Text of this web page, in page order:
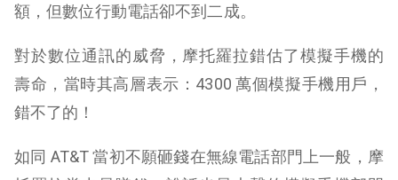
額，但數位行動電話卻不到二成。
對於數位通訊的威脅，摩托羅拉錯估了模擬手機的
壽命，當時其高層表示：4300 萬個模擬手機用戶，
錯不了的！
如同 AT&T 當初不願砸錢在無線電話部門上一般，摩